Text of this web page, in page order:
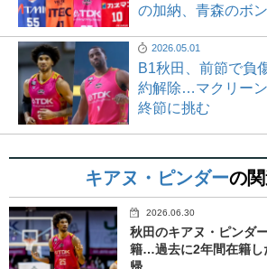
の加納、青森のボ
2026.05.01
B1秋田、前節で負
約解除…マクリー
終節に挑む
キアヌ・ピンダーの
2026.06.30
秋田のキアヌ・ピンダ
籍…過去に2年間在籍し
帰